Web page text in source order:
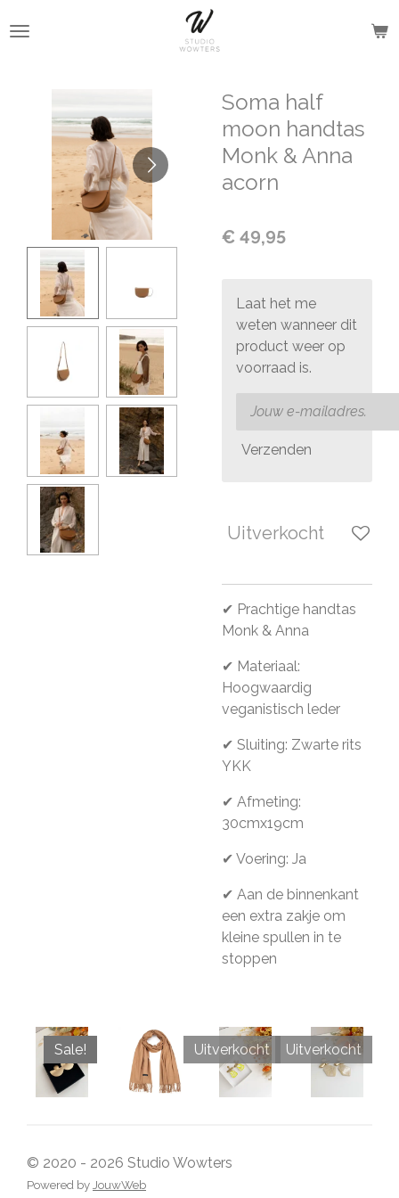
direct
Soma half
moon handtas
Monk & Anna
acorn
€ 49,95
Laat het me
weten wanneer dit
product weer op
voorraad is.
Verzenden
Uitverkocht
✔ Prachtige handtas
Monk & Anna
✔ Materiaal:
Hoogwaardig
veganistisch leder
✔ Sluiting: Zwarte rits
YKK
✔ Afmeting:
30cmx19cm
✔ Voering: Ja
✔ Aan de binnenkant
een extra zakje om
kleine spullen in te
stoppen
Sale! Uitverkocht Uitverkocht
© 2020 - 2026 Studio Wowters
Powered by JouwWeb